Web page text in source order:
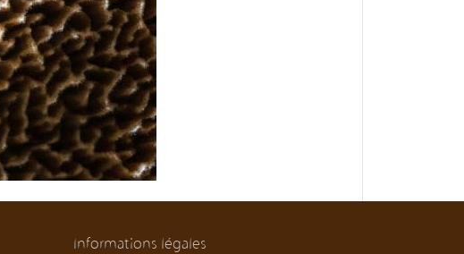
Informations légales